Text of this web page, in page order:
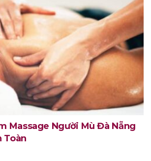
Massage Người Mù Đà Nẵng
Toàn